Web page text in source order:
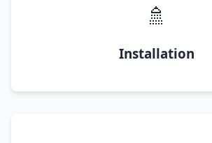
🚿
Installation